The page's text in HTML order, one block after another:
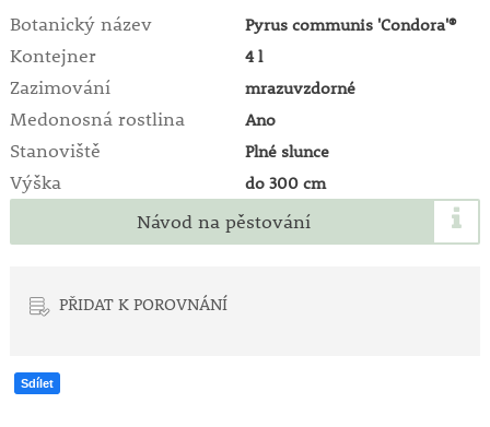
Botanický název Pyrus communis 'Condora'®
Kontejner 4 l
Zazimování mrazuvzdorné
Medonosná rostlina Ano
Stanoviště Plné slunce
Výška do 300 cm
Návod na pěstování
PŘIDAT K POROVNÁNÍ
Sdílet